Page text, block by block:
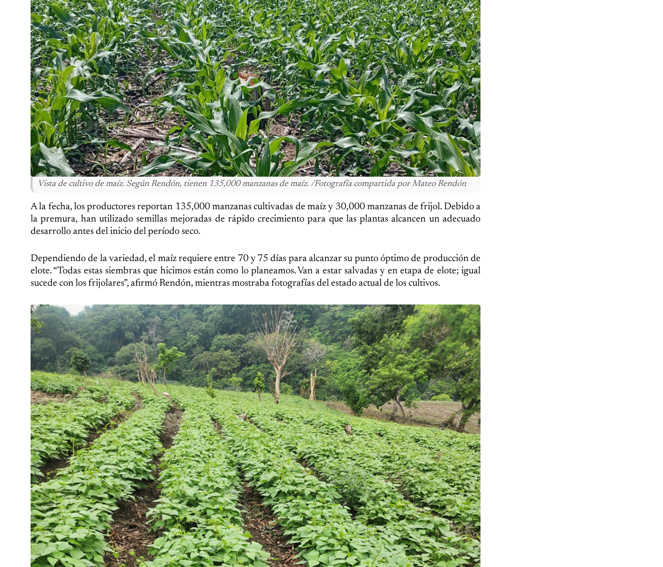
Vista de cultivo de maíz. Según Rendón, tienen 135,000 manzanas de maíz. /Fotografía compartida por Mateo Rendón
A la fecha, los productores reportan 135,000 manzanas cultivadas de maíz y 30,000 manzanas de frijol. Debido a
la premura, han utilizado semillas mejoradas de rápido crecimiento para que las plantas alcancen un adecuado
desarrollo antes del inicio del período seco.
Dependiendo de la variedad, el maíz requiere entre 70 y 75 días para alcanzar su punto óptimo de producción de
elote. “Todas estas siembras que hicimos están como lo planeamos. Van a estar salvadas y en etapa de elote; igual
sucede con los frijolares”, afirmó Rendón, mientras mostraba fotografías del estado actual de los cultivos.